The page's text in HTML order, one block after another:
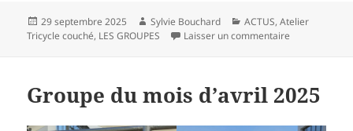
Publié
le
29 septembre 2025 Auteur
Sylvie Bouchard Catégories
ACTUS,Atelier
Tricycle couché, LES GROUPES Laisser un commentaire
Groupe du mois d’avril 2025